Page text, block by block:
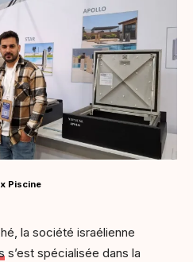
Piscine
la société israélienne
s’est spécialisée dans la